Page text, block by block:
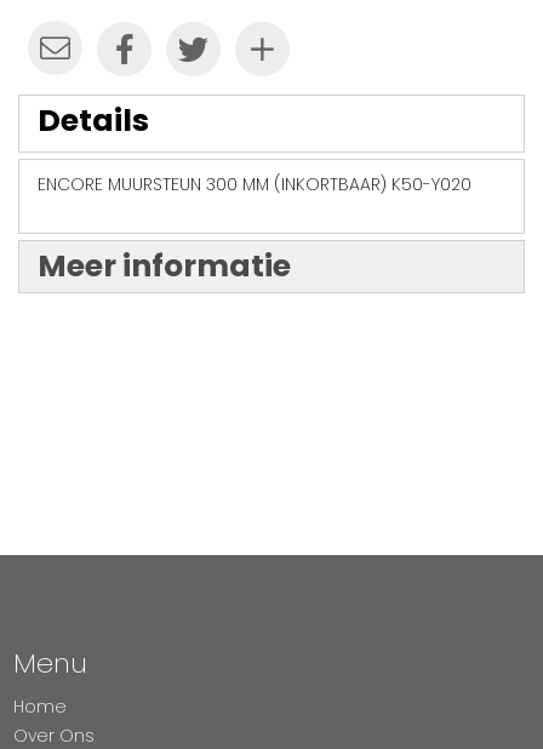
Details
ENCORE MUURSTEUN 300 MM (INKORTBAAR) K50-Y020
Meer informatie
Menu
Home
Over Ons